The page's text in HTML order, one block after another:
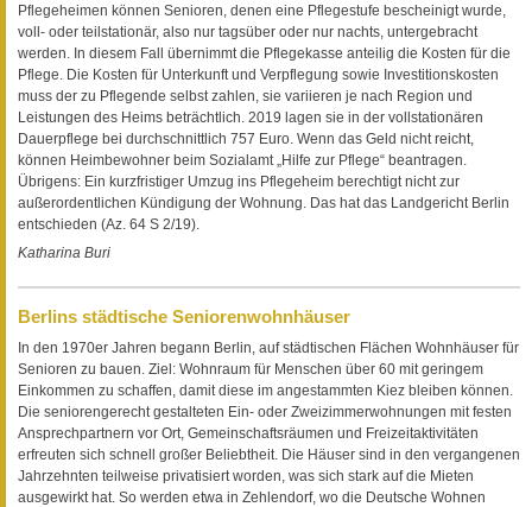
Pflegeheimen können Senioren, denen eine Pflegestufe bescheinigt wurde,
voll- oder teilstationär, also nur tagsüber oder nur nachts, untergebracht
werden. In diesem Fall übernimmt die Pflegekasse anteilig die Kosten für die
Pflege. Die Kosten für Unterkunft und Verpflegung sowie Investitionskosten
muss der zu Pflegende selbst zahlen, sie variieren je nach Region und
Leistungen des Heims beträchtlich. 2019 lagen sie in der vollstationären
Dauerpflege bei durchschnittlich 757 Euro. Wenn das Geld nicht reicht,
können Heimbewohner beim Sozialamt „Hilfe zur Pflege“ beantragen.
Übrigens: Ein kurzfristiger Umzug ins Pflegeheim berechtigt nicht zur
außerordentlichen Kündigung der Wohnung. Das hat das Landgericht Berlin
entschieden (Az. 64 S 2/19).
Katharina Buri
Berlins städtische Seniorenwohnhäuser
In den 1970er Jahren begann Berlin, auf städtischen Flächen Wohnhäuser für
Senioren zu bauen. Ziel: Wohnraum für Menschen über 60 mit geringem
Einkommen zu schaffen, damit diese im angestammten Kiez bleiben können.
Die seniorengerecht gestalteten Ein- oder Zweizimmerwohnungen mit festen
Ansprechpartnern vor Ort, Gemeinschaftsräumen und Freizeitaktivitäten
erfreuten sich schnell großer Beliebtheit. Die Häuser sind in den vergangenen
Jahrzehnten teilweise privatisiert worden, was sich stark auf die Mieten
ausgewirkt hat. So werden etwa in Zehlendorf, wo die Deutsche Wohnen